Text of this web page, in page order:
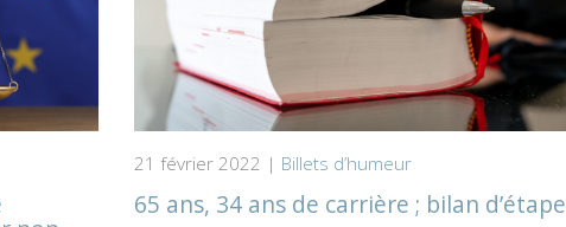
21 février 2022 | Billets d’humeur
65 ans, 34 ans de carrière ; bilan d’étape